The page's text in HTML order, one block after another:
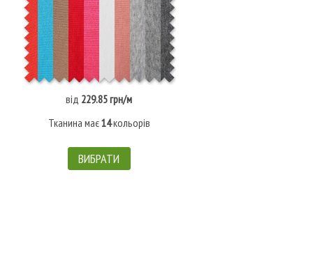
від 229.85 грн/м
Тканина має14кольорів
ВИБРАТИ